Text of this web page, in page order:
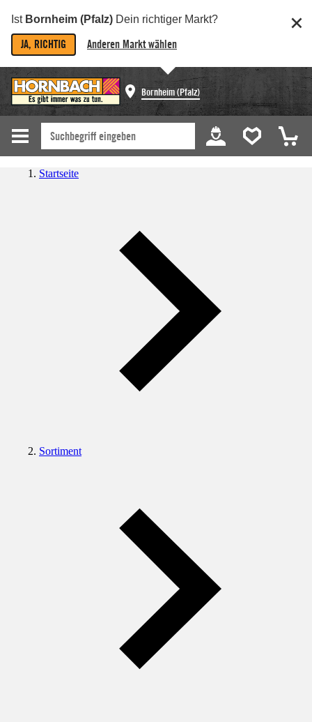
Ist Bornheim (Pfalz) Dein richtiger Markt?
JA, RICHTIG Anderen Markt wählen
Bornheim (Pfalz)
Startseite
Sortiment